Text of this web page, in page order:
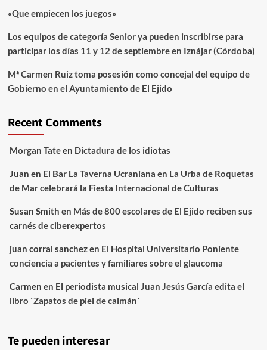
«Que empiecen los juegos»
Los equipos de categoría Senior ya pueden inscribirse para
participar los días 11 y 12 de septiembre en Iznájar (Córdoba)
Mª Carmen Ruiz toma posesión como concejal del equipo de
Gobierno en el Ayuntamiento de El Ejido
Recent Comments
Morgan Tateen Dictadura de los idiotas
Juan en El Bar La Taverna Ucraniana en La Urba de Roquetas
de Mar celebrará la Fiesta Internacional de Culturas
Susan Smith en Más de 800 escolares de El Ejido reciben sus
carnés de ciberexpertos
juan corral sanchezen El Hospital Universitario Poniente
conciencia a pacientes y familiares sobre el glaucoma
Carmen en El periodista musical Juan Jesús García edita el
libro `Zapatos de piel de caimán´
Te pueden interesar